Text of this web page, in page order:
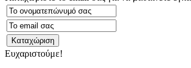
Ευχαριστούμε!